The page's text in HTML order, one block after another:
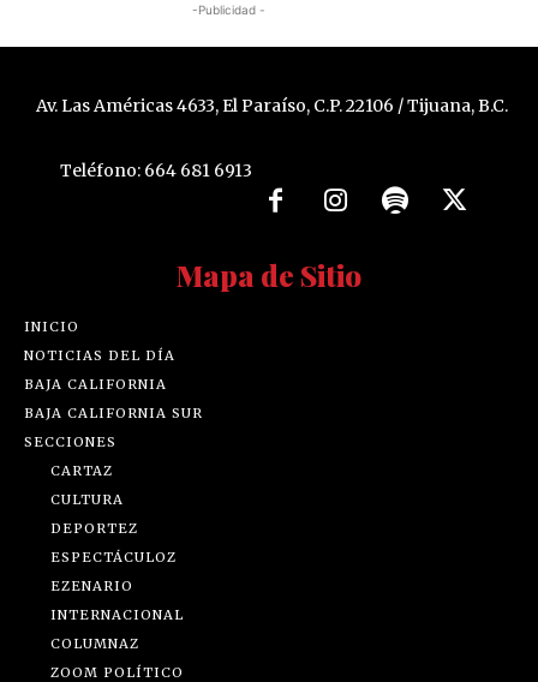
-Publicidad -
Av. Las Américas 4633, El Paraíso, C.P. 22106 / Tijuana, B.C.
Teléfono: 664 681 6913
Mapa de Sitio
INICIO
NOTICIAS DEL DÍA
BAJA CALIFORNIA
BAJA CALIFORNIA SUR
SECCIONES
CARTAZ
CULTURA
DEPORTEZ
ESPECTÁCULOZ
EZENARIO
INTERNACIONAL
COLUMNAZ
ZOOM POLÍTICO